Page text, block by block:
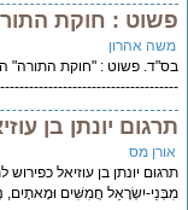
: חוקת התורה
אהרון
פשוט : "חוקת התורה" היא
יונתן בן
מס
יונתן בן עוזיאל כפירוש
יִשְׂרָאֵל חֲמִשִּׁים וּמָאתָיִם,